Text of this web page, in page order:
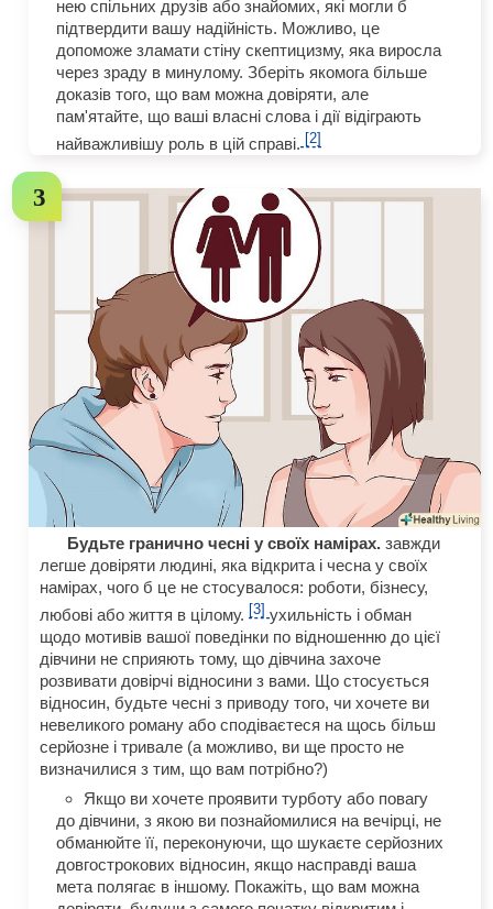
нею спільних друзів або знайомих, які могли б
підтвердити вашу надійність. Можливо, це
допоможе зламати стіну скептицизму, яка виросла
через зраду в минулому. Зберіть якомога більше
доказів того, що вам можна довіряти, але
пам'ятайте, що ваші власні слова і дії відіграють
найважливішу роль в цій справі. [2]
Будьте гранично чесні у своїх намірах. завжди
легше довіряти людині, яка відкрита і чесна у своїх
намірах, чого б це не стосувалося: роботи, бізнесу,
любові або життя в цілому.[3]ухильність і обман
щодо мотивів вашої поведінки по відношенню до цієї
дівчини не сприяють тому, що дівчина захоче
розвивати довірчі відносини з вами. Що стосується
відносин, будьте чесні з приводу того, чи хочете ви
невеликого роману або сподіваєтеся на щось більш
серйозне і тривале (а можливо, ви ще просто не
визначилися з тим, що вам потрібно?)
Якщо ви хочете проявити турботу або повагу
до дівчини, з якою ви познайомилися на вечірці, не
обманюйте її, переконуючи, що шукаєте серйозних
довгострокових відносин, якщо насправді ваша
мета полягає в іншому. Покажіть, що вам можна